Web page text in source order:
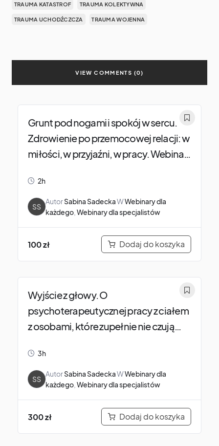
TRAUMA KATASTROF TRAUMA KOLEKTYWNA
TRAUMA UCHODŹCZCZA TRAUMA WOJENNA
VIEW COMMENTS (0)
Grunt pod nogami i spokój w sercu.
Zdrowienie po przemocowej relacji: w
miłości, w przyjaźni, w pracy. Webinar
2h
SS
AutorSabina SadeckaWWebinary dla
każdego Webinary dla specjalistów
100zł Dodaj do koszyka
Wyjście z głowy. O
psychoterapeutycznej pracy z ciałem
z osobami, które zupełnie nie czują
3h
SS
AutorSabina SadeckaWWebinary dla
każdego Webinary dla specjalistów
300zł Dodaj do koszyka